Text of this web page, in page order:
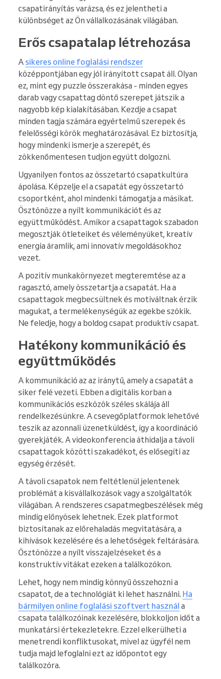
csapatirányítás varázsa, és ez jelentheti a
különbséget az Ön vállalkozásának világában.
Erős csapatalap létrehozása
A sikeres online foglalási rendszer
középpontjában egy jól irányított csapat áll. Olyan
ez, mint egy puzzle összerakása - minden egyes
darab vagy csapattag döntő szerepet játszik a
nagyobb kép kialakításában. Kezdje a csapat
minden tagja számára egyértelmű szerepek és
felelősségi körök meghatározásával. Ez biztosítja,
hogy mindenki ismerje a szerepét, és
zökkenőmentesen tudjon együtt dolgozni.
Ugyanilyen fontos az összetartó csapatkultúra
ápolása. Képzelje el a csapatát egy összetartó
csoportként, ahol mindenki támogatja a másikat.
Ösztönözze a nyílt kommunikációt és az
együttműködést. Amikor a csapattagok szabadon
megosztják ötleteiket és véleményüket, kreatív
energia áramlik, ami innovatív megoldásokhoz
vezet.
A pozitív munkakörnyezet megteremtése az a
ragasztó, amely összetartja a csapatát. Ha a
csapattagok megbecsültnek és motiváltnak érzik
magukat, a termelékenységük az egekbe szökik.
Ne feledje, hogy a boldog csapat produktív csapat.
Hatékony kommunikáció és
együttműködés
A kommunikáció az az iránytű, amely a csapatát a
siker felé vezeti. Ebben a digitális korban a
kommunikációs eszközök széles skálája áll
rendelkezésünkre. A csevegőplatformok lehetővé
teszik az azonnali üzenetküldést, így a koordináció
gyerekjáték. A videokonferencia áthidalja a távoli
csapattagok közötti szakadékot, és elősegíti az
egység érzését.
A távoli csapatok nem feltétlenül jelentenek
problémát a kisvállalkozások vagy a szolgáltatók
világában. A rendszeres csapatmegbeszélések még
mindig előnyösek lehetnek. Ezek platformot
biztosítanak az előrehaladás megvitatására, a
kihívások kezelésére és a lehetőségek feltárására.
Ösztönözze a nyílt visszajelzéseket és a
konstruktív vitákat ezeken a találkozókon.
Lehet, hogy nem mindig könnyű összehozni a
csapatot, de a technológiát ki lehet használni. Ha
bármilyen online foglalási szoftvert használ a
csapata találkozóinak kezelésére, blokkoljon időt a
munkatársi értekezletekre. Ezzel elkerülheti a
menetrendi konfliktusokat, mivel az ügyfél nem
tudja majd lefoglalni ezt az időpontot egy
találkozóra.